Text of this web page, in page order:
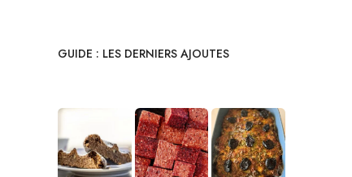
GUIDE : LES DERNIERS AJOUTES